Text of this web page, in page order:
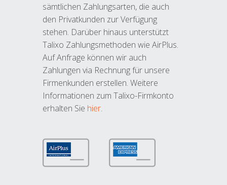
sämtlichen Zahlungsarten, die auch
den Privatkunden zur Verfügung
stehen. Darüber hinaus unterstützt
Talixo Zahlungsmethoden wie AirPlus.
Auf Anfrage können wir auch
Zahlungen via Rechnung für unsere
Firmenkunden erstellen. Weitere
Informationen zum Talixo-Firmkonto
erhalten Sie hier.